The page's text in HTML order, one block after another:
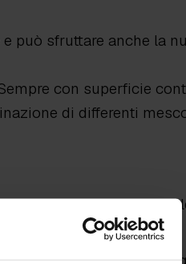
può sfruttare anche la
con superficie
di differenti
e textureconsente un